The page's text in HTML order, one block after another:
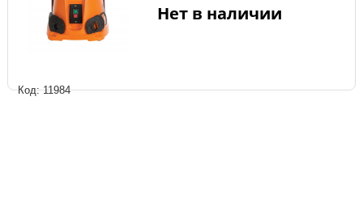
Код: 11984
Нет в наличии